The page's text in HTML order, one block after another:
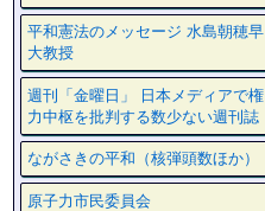
平和憲法のメッセージ 水島朝穂早
大教授
週刊「金曜日」 日本メディアで権
力中枢を批判する数少ない週刊誌
ながさきの平和（核弾頭数ほか）
原子力市民委員会